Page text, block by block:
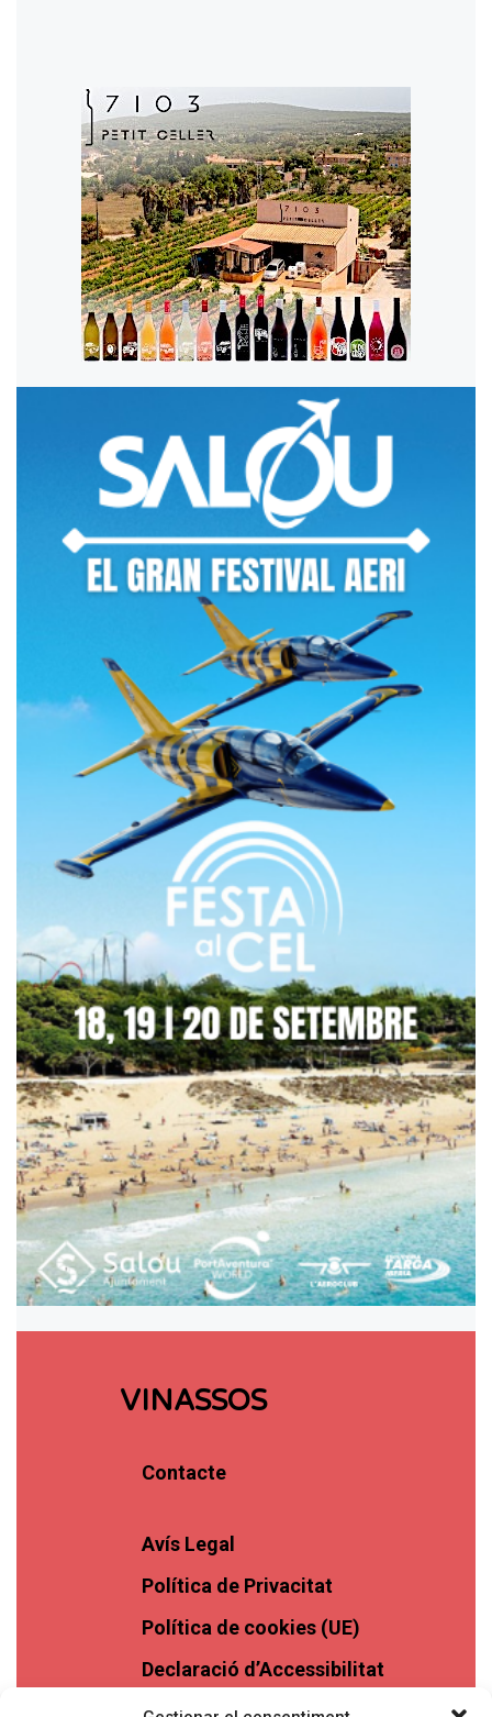
VINASSOS
Contacte
Avís Legal
Política de Privacitat
Política de cookies (UE)
Declaració d’Accessibilitat